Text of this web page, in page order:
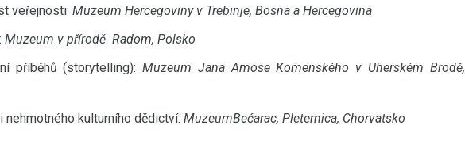
veřejnosti: Muzeum Hercegoviny v Trebinje, Bosna a Hercegovina
Muzeum v přírodě Radom, Polsko
příběhů (storytelling): Muzeum Jana Amose Komenského v Uherském Brodě,
nehmotného kulturního dědictví: MuzeumBećarac, Pleternica, Chorvatsko